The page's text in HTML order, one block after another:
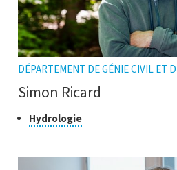
DÉPARTEMENT DE GÉNIE CIVIL ET
Simon Ricard
Classe
HydrologieCliquer
pour
l'infobulle